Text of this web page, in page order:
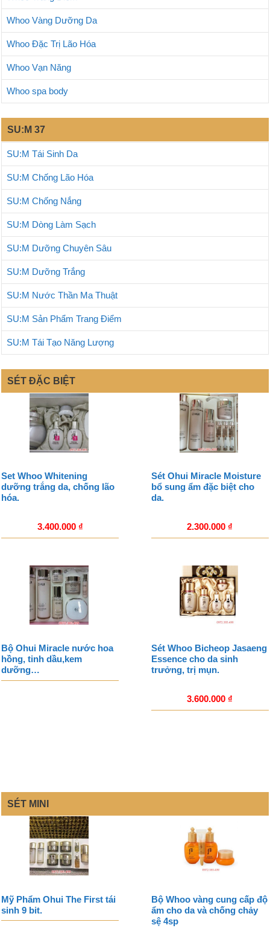
Whoo Vàng Dưỡng Da
Whoo Đặc Trị Lão Hóa
Whoo Vạn Năng
Whoo spa body
SU:M 37
SU:M Tái Sinh Da
SU:M Chống Lão Hóa
SU:M Chống Nắng
SU:M Dòng Làm Sạch
SU:M Dưỡng Chuyên Sâu
SU:M Dưỡng Trắng
SU:M Nước Thần Ma Thuật
SU:M Sản Phẩm Trang Điểm
SU:M Tái Tạo Năng Lượng
SÉT ĐẶC BIỆT
Set Whoo Whitening
dưỡng trắng da, chống lão
hóa.
3.400.000 ₫
Sét Ohui Miracle Moisture
bổ sung ẩm đặc biệt cho
da.
2.300.000 ₫
Bộ Ohui Miracle nước hoa
hồng, tinh dầu,kem
dưỡng…
Sét Whoo Bicheop Jasaeng
Essence cho da sinh
trưởng, trị mụn.
3.600.000 ₫
SÉT MINI
Mỹ Phẩm Ohui The First tái
sinh 9 bit.
Bộ Whoo vàng cung cấp độ
ẩm cho da và chống chảy
sệ 4sp